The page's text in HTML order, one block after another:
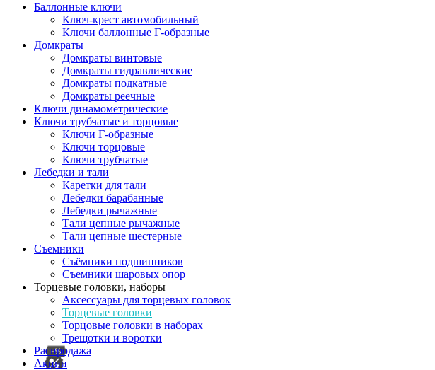
Баллонные ключи
Ключ-крест автомобильный
Ключи баллонные Г-образные
Домкраты
Домкраты винтовые
Домкраты гидравлические
Домкраты подкатные
Домкраты реечные
Ключи динамометрические
Ключи трубчатые и торцовые
Ключи Г-образные
Ключи торцовые
Ключи трубчатые
Лебедки и тали
Каретки для тали
Лебедки барабанные
Лебедки рычажные
Тали цепные рычажные
Тали цепные шестерные
Съемники
Съёмники подшипников
Съемники шаровых опор
Торцевые головки, наборы
Аксессуары для торцевых головок
Торцевые головки
Торцовые головки в наборах
Трещотки и воротки
Распродажа
Акции